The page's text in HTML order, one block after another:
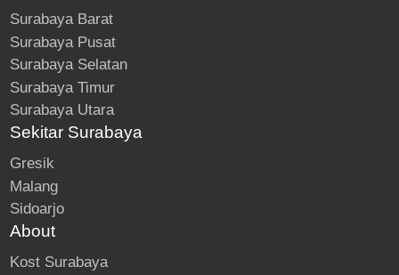
Surabaya Barat
Surabaya Pusat
Surabaya Selatan
Surabaya Timur
Surabaya Utara
Sekitar Surabaya
Gresik
Malang
Sidoarjo
About
Kost Surabaya